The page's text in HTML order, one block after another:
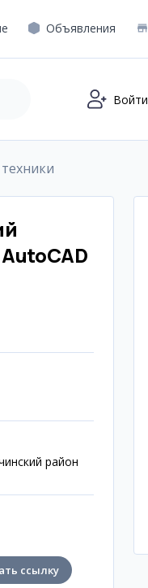
Объявления
Войти
район
ссылку